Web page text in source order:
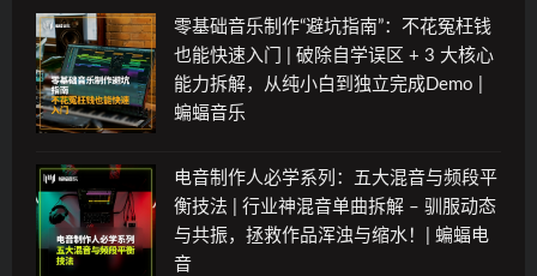
零基础音乐制作“避坑指南”：不花冤枉钱
也能快速入门 | 破除自学误区 + 3 大核心
能力拆解，从纯小白到独立完成Demo |
蝙蝠音乐
电音制作人必学系列：五大混音与频段平
衡技法 | 行业神混音单曲拆解 – 驯服动态
与共振，拯救作品浑浊与缩水！| 蝙蝠电
音